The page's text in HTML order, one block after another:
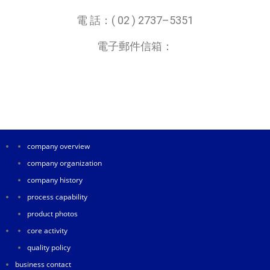
電 話：( 02 ) 2737–5351
電子郵件信箱：
company overview
company organization
company history
process capability
product photos
core activity
quality policy
business contact